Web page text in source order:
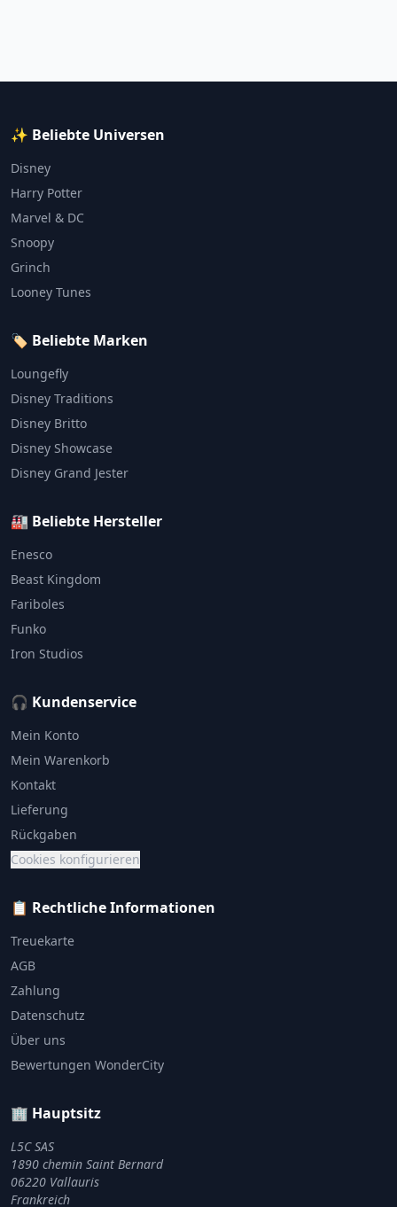
✨ Beliebte Universen
Disney
Harry Potter
Marvel & DC
Snoopy
Grinch
Looney Tunes
🏷️ Beliebte Marken
Loungefly
Disney Traditions
Disney Britto
Disney Showcase
Disney Grand Jester
🏭 Beliebte Hersteller
Enesco
Beast Kingdom
Fariboles
Funko
Iron Studios
🎧 Kundenservice
Mein Konto
Mein Warenkorb
Kontakt
Lieferung
Rückgaben
Cookies konfigurieren
📋 Rechtliche Informationen
Treuekarte
AGB
Zahlung
Datenschutz
Über uns
Bewertungen WonderCity
🏢 Hauptsitz
L5C SAS
1890 chemin Saint Bernard
06220 Vallauris
Frankreich